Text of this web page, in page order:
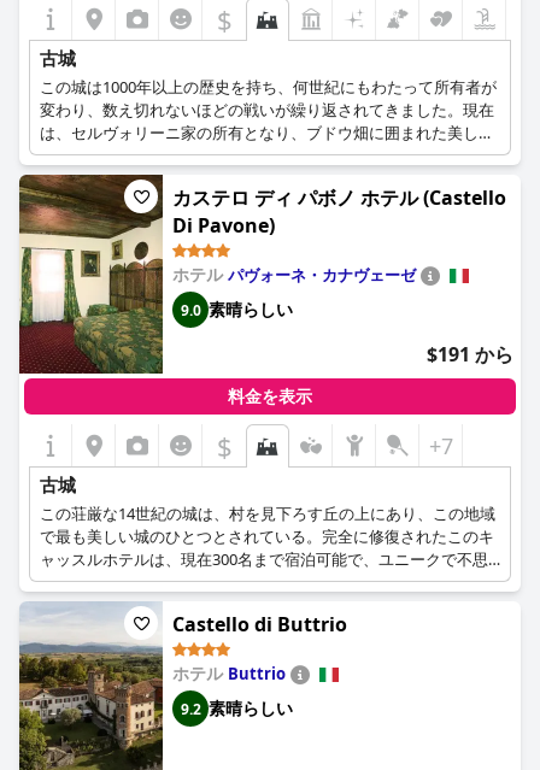
$
古城
この城は1000年以上の歴史を持ち、何世紀にもわたって所有者が
変わり、数え切れないほどの戦いが繰り返されてきました。現在
は、セルヴォリーニ家の所有となり、ブドウ畑に囲まれた美しい
ホテルとして、お客様にイタリアならではの田園風景を提供して
います。
カステロ ディ パボノ ホテル (Castello
Di Pavone)
ホテルパヴォーネ・カナヴェーゼ
9.0 素晴らしい
$191 から
料金を表示
$ +7
古城
この荘厳な14世紀の城は、村を見下ろす丘の上にあり、この地域
で最も美しい城のひとつとされている。完全に修復されたこのキ
ャッスルホテルは、現在300名まで宿泊可能で、ユニークで不思
議な体験を提供している。
Castello di Buttrio
ホテル Buttrio
9.2 素晴らしい